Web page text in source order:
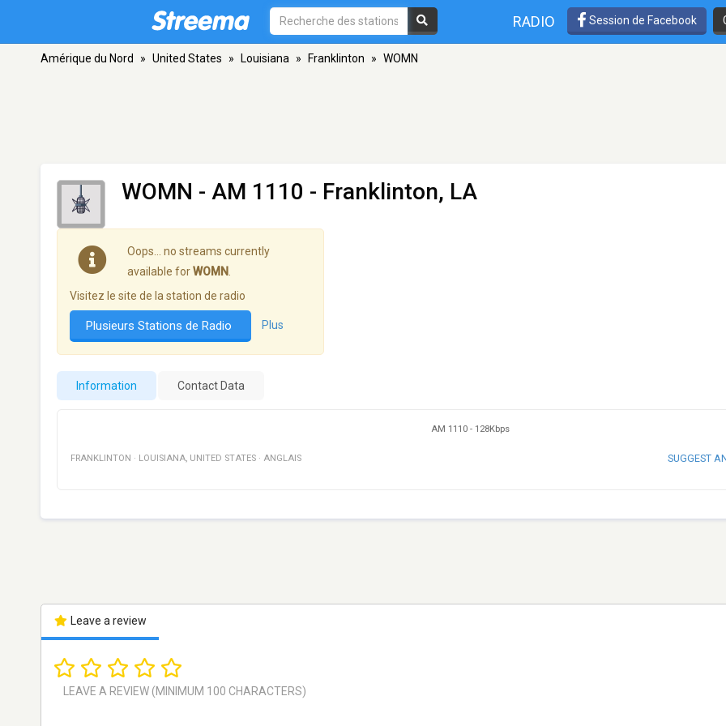
RADIO Session de Facebook
Amérique du Nord » United States » Louisiana » Franklinton » WOMN
WOMN - AM 1110 - Franklinton, LA
Oops… no streams currently
available forWOMN
Visitez le site de la station de radio
Plusieurs Stations de Radio Plus
Information Contact Data
AM 1110 - 128Kbps
FRANKLINTON · LOUISIANA, UNITED STATES · ANGLAIS SUGGEST
Leave a review